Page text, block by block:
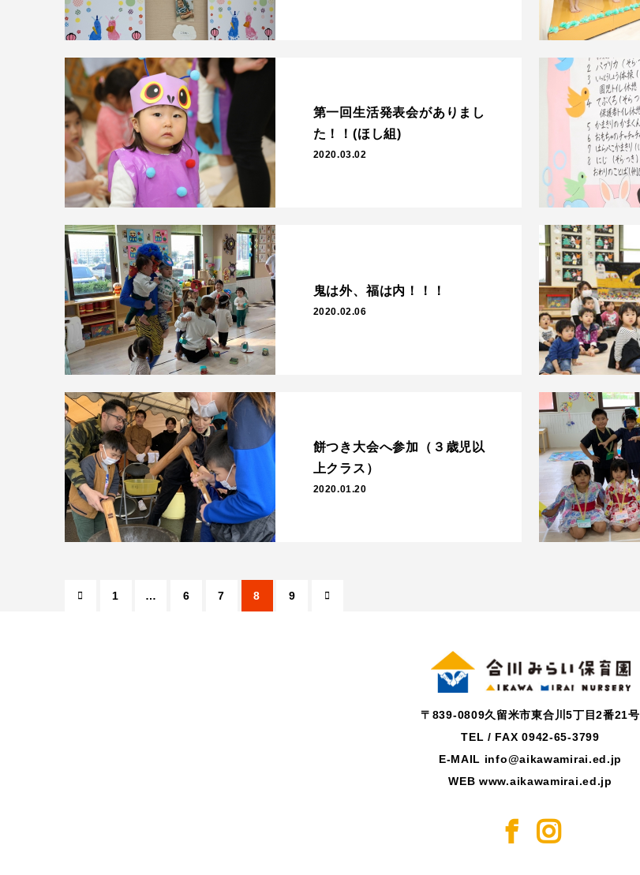
第一回生活発表会がありまし
た！！(ほし組)
2020.03.02
鬼は外、福は内！！！
2020.02.06
餅つき大会へ参加（３歳児以
上クラス）
2020.01.20
 1 … 6 7 8 9 
〒839-0809久留米市東合川5丁目2番21号
TEL / FAX 0942-65-3799
E-MAIL info@aikawamirai.ed.jp
WEB www.aikawamirai.ed.jp